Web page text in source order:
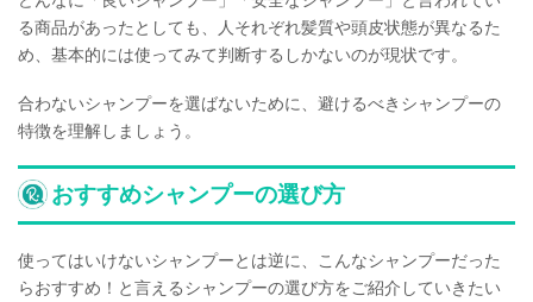
る商品があったとしても、人それぞれ髪質や頭皮状態が異なるた
め、基本的には使ってみて判断するしかないのが現状です。
合わないシャンプーを選ばないために、避けるべきシャンプーの
特徴を理解しましょう。
おすすめシャンプーの選び方
使ってはいけないシャンプーとは逆に、こんなシャンプーだった
らおすすめ！と言えるシャンプーの選び方をご紹介していきたい